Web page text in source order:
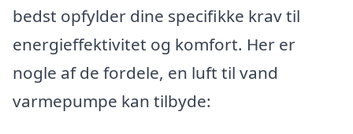
bedst opfylder dine specifikke krav til
energieffektivitet og komfort. Her er
nogle af de fordele, en luft til vand
varmepumpe kan tilbyde: